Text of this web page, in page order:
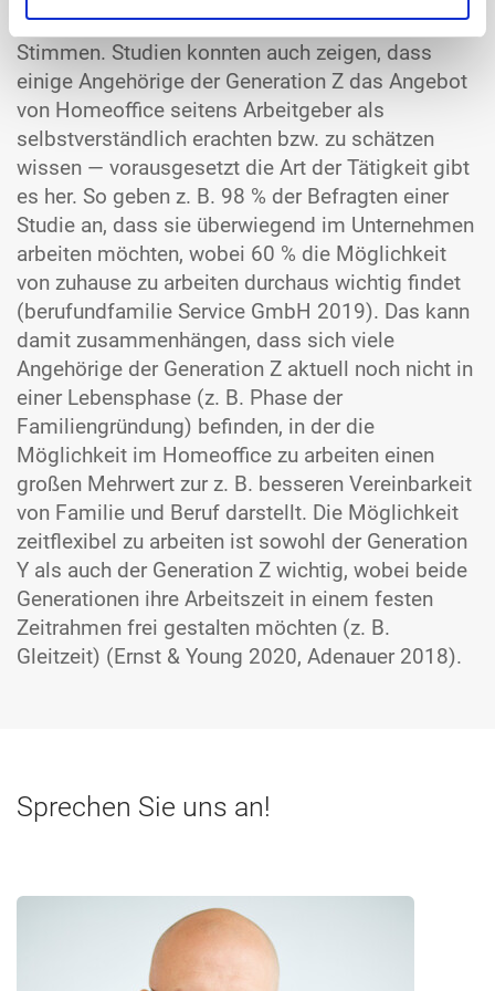
Reihen der Jüngeren allerdings unterschiedliche
Stimmen. Studien konnten auch zeigen, dass
einige Angehörige der Generation Z das Angebot
von Homeoffice seitens Arbeitgeber als
selbstverständlich erachten bzw. zu schätzen
wissen — vorausgesetzt die Art der Tätigkeit gibt
es her. So geben z. B. 98 % der Befragten einer
Studie an, dass sie überwiegend im Unternehmen
arbeiten möchten, wobei 60 % die Möglichkeit
von zuhause zu arbeiten durchaus wichtig findet
(berufundfamilie Service GmbH 2019). Das kann
damit zusammenhängen, dass sich viele
Angehörige der Generation Z aktuell noch nicht in
einer Lebensphase (z. B. Phase der
Familiengründung) befinden, in der die
Möglichkeit im Homeoffice zu arbeiten einen
großen Mehrwert zur z. B. besseren Vereinbarkeit
von Familie und Beruf darstellt. Die Möglichkeit
zeitflexibel zu arbeiten ist sowohl der Generation
Y als auch der Generation Z wichtig, wobei beide
Generationen ihre Arbeitszeit in einem festen
Zeitrahmen frei gestalten möchten (z. B.
Gleitzeit) (Ernst & Young 2020, Adenauer 2018).
Sprechen Sie uns an!